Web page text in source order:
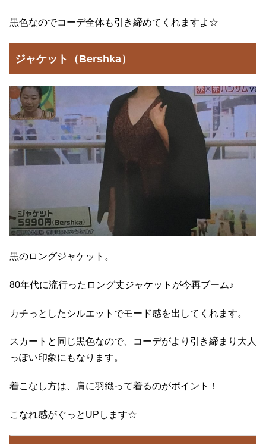
黒色なのでコーデ全体も引き締めてくれますよ☆
ジャケット（Bershka）
黒のロングジャケット。
80年代に流行ったロング丈ジャケットが今再ブーム♪
カチっとしたシルエットでモード感を出してくれます。
スカートと同じ黒色なので、コーデがより引き締まり大人
っぽい印象にもなります。
着こなし方は、肩に羽織って着るのがポイント！
こなれ感がぐっとUPします☆